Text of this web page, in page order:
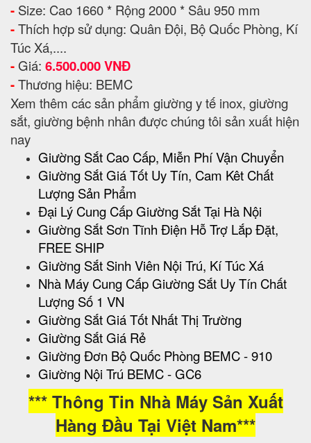
- Size: Cao 1660 * Rộng 2000 * Sâu 950 mm
-Thích hợp sử dụng: Quân Đội, Bộ Quốc Phòng, Kí
Túc Xá,....
- Giá: 6.500.000 VNĐ
-Thương hiệu: BEMC
Xem thêm các sản phẩm giường y tế inox, giường
sắt, giường bệnh nhân được chúng tôi sản xuất hiện
nay
Giường Sắt Cao Cấp, Miễn Phí Vận Chuyển
Giường Sắt Giá Tốt Uy Tín, Cam Kêt Chất
Lượng Sản Phẩm
Đại Lý Cung Cấp Giường Sắt Tại Hà Nội
Giường Sắt Sơn Tĩnh Điện Hỗ Trợ Lắp Đặt,
FREE SHIP
Giường Sắt Sinh Viên Nội Trú, Kí Túc Xá
Nhà Máy Cung Cấp Giường Sắt Uy Tín Chất
Lượng Số 1 VN
Giường Sắt Giá Tốt Nhất Thị Trường
Giường Sắt Giá Rẻ
Giường Đơn Bộ Quốc Phòng BEMC - 910
Giường Nội Trú BEMC - GC6
*** Thông Tin Nhà Máy Sản Xuất
Hàng Đầu Tại Việt Nam***